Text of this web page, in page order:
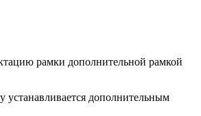
рамки дополнительной рамкой
устанавливается дополнительным